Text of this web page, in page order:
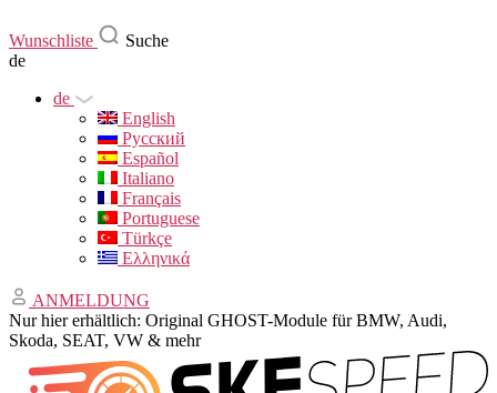
Wunschliste
Suche
de
de
English
Русский
Español
Italiano
Français
Portuguese
Türkçe
Ελληνικά
ANMELDUNG
Nur hier erhältlich: Original GHOST-Module für BMW, Audi,
Skoda, SEAT, VW & mehr